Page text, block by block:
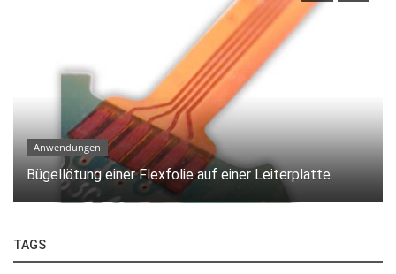
Anwendungen
Lötung eines OLED auf einer Leiterplatte.
TAGS